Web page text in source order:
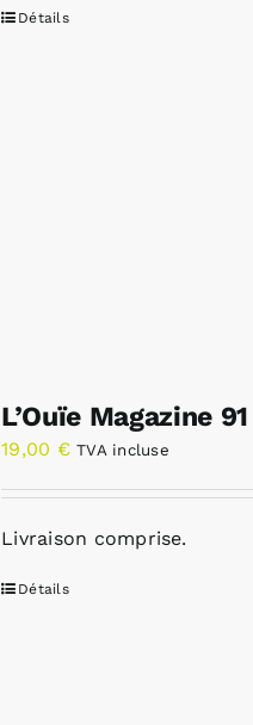
Détails
L’Ouïe Magazine 91
19,00 € TVA incluse
Livraison comprise.
Détails